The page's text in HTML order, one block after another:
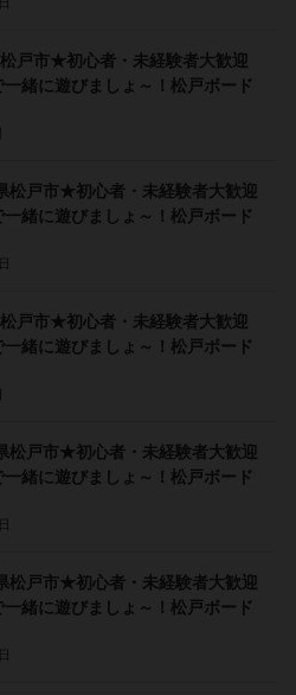
戸市★初心者・未経験者大歓迎
緒に遊びましょ～！松戸ボード
戸市★初心者・未経験者大歓迎
緒に遊びましょ～！松戸ボード
戸市★初心者・未経験者大歓迎
緒に遊びましょ～！松戸ボード
戸市★初心者・未経験者大歓迎
緒に遊びましょ～！松戸ボード
戸市★初心者・未経験者大歓迎
緒に遊びましょ～！松戸ボード